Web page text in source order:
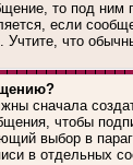
то под
если
что
сначала
чтобы
выбор в
в отдельных